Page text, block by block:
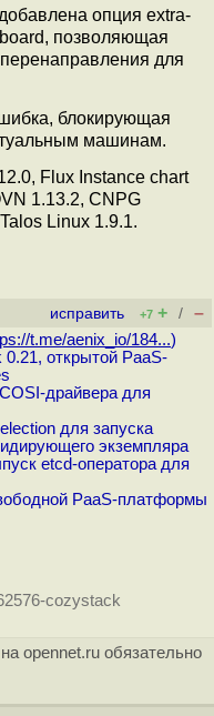
опция extra-
позволяющая
для
блокирующая
машинам.
Flux Instance chart
1.13.2, CNPG
Linux 1.9.1.
исправить +7 + / –
t.me/aenix_io/184...)
открытой PaaS-
драйвера для
для запуска
экземпляра
etcd-оператора для
PaaS-платформы
cozystack
opennet.ru обязательно